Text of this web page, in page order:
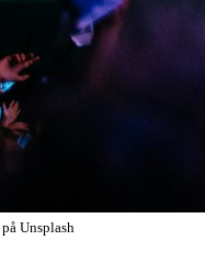
på Unsplash